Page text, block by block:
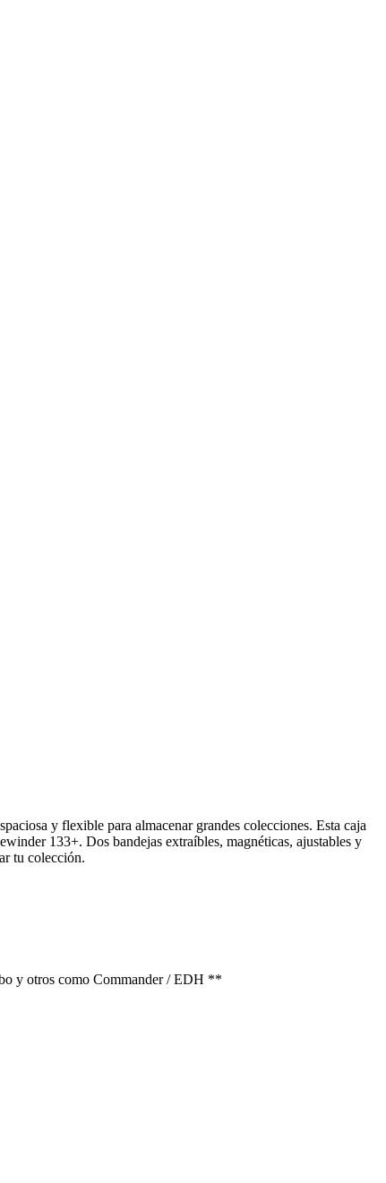
y flexible para almacenar grandes colecciones. Esta caja
133+. Dos bandejas extraíbles, magnéticas, ajustables y
tu colección.
y otros como Commander / EDH **